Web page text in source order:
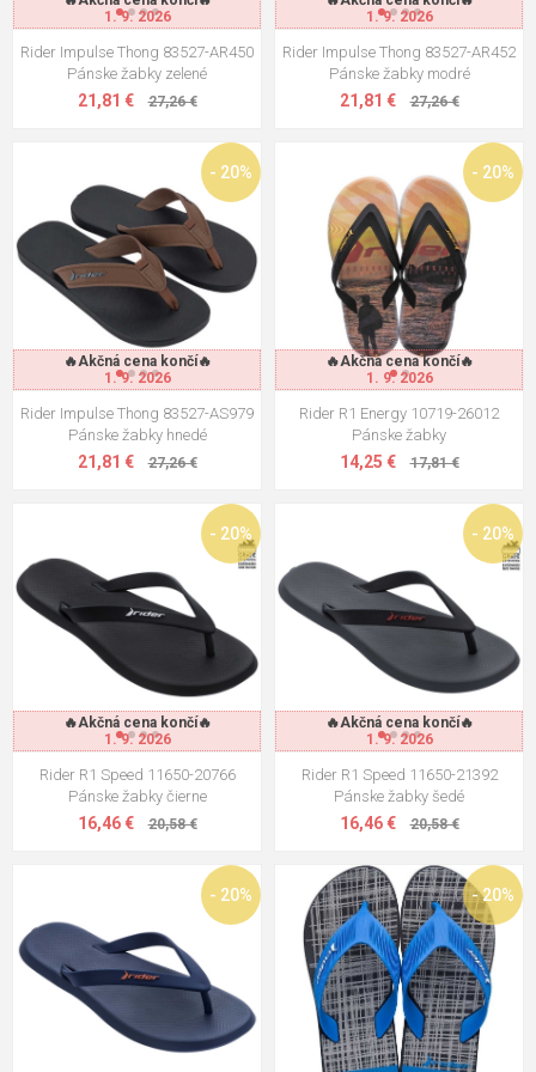
1. 9. 2026
Rider Impulse Thong 83527-AR450
Pánske žabky zelené
21,81 € 27,26 €
1. 9. 2026
Rider Impulse Thong 83527-AR452
Pánske žabky modré
21,81 € 27,26 €
🔥Akčná cena končí🔥
1. 9. 2026
- 20%
Rider Impulse Thong 83527-AS979
Pánske žabky hnedé
21,81 € 27,26 €
🔥Akčná cena končí🔥
1. 9. 2026
- 20%
Rider R1 Energy 10719-26012
Pánske žabky
14,25 € 17,81 €
🔥Akčná cena končí🔥
1. 9. 2026
- 20%
Rider R1 Speed 11650-20766
Pánske žabky čierne
16,46 € 20,58 €
🔥Akčná cena končí🔥
1. 9. 2026
- 20%
Rider R1 Speed 11650-21392
Pánske žabky šedé
16,46 € 20,58 €
- 20% - 20%